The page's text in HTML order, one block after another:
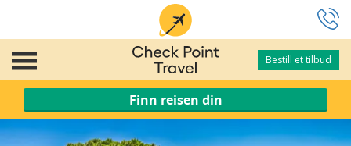
Bestill et tilbud
Bestill et tilbud
Finn reisen din